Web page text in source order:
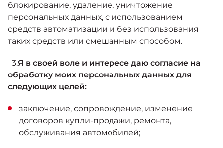
блокирование, удаление, уничтожение
персональных данных, с использованием
средств автоматизации и без использования
таких средств или смешанным способом.
3.Я в своей воле и интересе даю согласие на
обработку моих персональных данных для
следующих целей:
заключение, сопровождение, изменение
договоров купли-продажи, ремонта,
обслуживания автомобилей;